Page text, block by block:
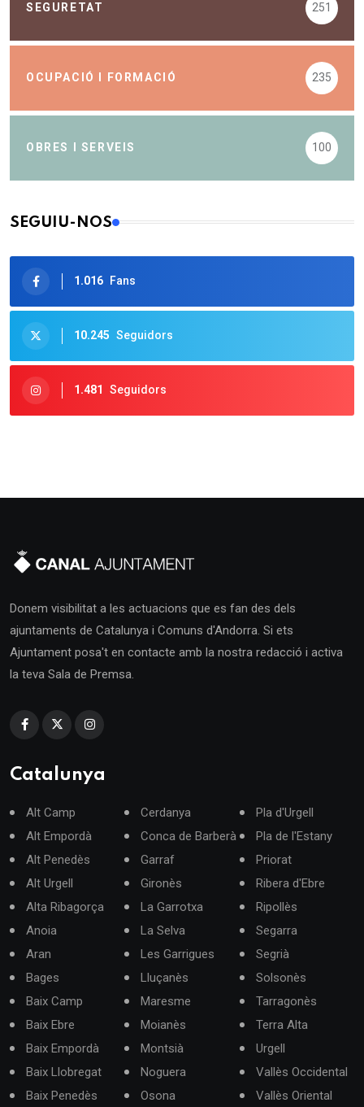
SEGURETAT 251
OCUPACIÓ I FORMACIÓ 235
OBRES I SERVEIS 100
SEGUIU-NOS
1.016 Fans
10.245 Seguidors
1.481 Seguidors
Donem visibilitat a les actuacions que es fan des dels
ajuntaments de Catalunya i Comuns d'Andorra. Si ets
Ajuntament posa't en contacte amb la nostra redacció i activa
la teva Sala de Premsa.
Catalunya
Alt Camp
Alt Empordà
Alt Penedès
Alt Urgell
Alta Ribagorça
Anoia
Aran
Bages
Baix Camp
Baix Ebre
Baix Empordà
Baix Llobregat
Baix Penedès
Cerdanya
Conca de Barberà
Garraf
Gironès
La Garrotxa
La Selva
Les Garrigues
Lluçanès
Maresme
Moianès
Montsià
Noguera
Osona
Pla d'Urgell
Pla de l'Estany
Priorat
Ribera d'Ebre
Ripollès
Segarra
Segrià
Solsonès
Tarragonès
Terra Alta
Urgell
Vallès Occidental
Vallès Oriental